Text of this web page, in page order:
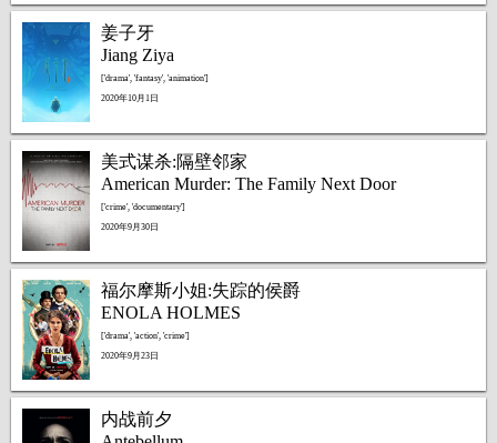
姜子牙
Jiang Ziya
['drama', 'fantasy', 'animation']
2020年10月1日
美式谋杀:隔壁邻家
American Murder: The Family Next Door
['crime', 'documentary']
2020年9月30日
福尔摩斯小姐:失踪的侯爵
ENOLA HOLMES
['drama', 'action', 'crime']
2020年9月23日
内战前夕